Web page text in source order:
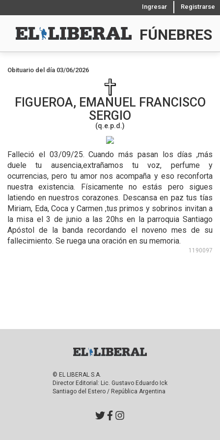
Ingresar Registrarse
FÚNEBRES
Obituario del día 03/06/2026
FIGUEROA, EMANUEL FRANCISCO
SERGIO
(q.e.p.d.)
Falleció el 03/09/25. Cuando más pasan los días ,más
duele tu ausencia,extrañamos tu voz, perfume y
ocurrencias, pero tu amor nos acompaña y eso reconforta
nuestra existencia. Físicamente no estás pero sigues
latiendo en nuestros corazones. Descansa en paz tus tías
Miriam, Eda, Coca y Carmen ,tus primos y sobrinos invitan a
la misa el 3 de junio a las 20hs en la parroquia Santiago
Apóstol de la banda recordando el noveno mes de su
fallecimiento. Se ruega una oración en su memoria.
1190097
© EL LIBERAL S.A.
Director Editorial: Lic. Gustavo Eduardo Ick
Santiago del Estero / República Argentina